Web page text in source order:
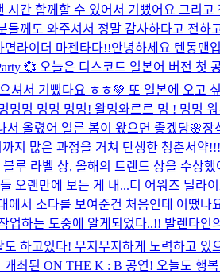
간 함께할 수 있어서 기뻤어요 그리
께도 와주셔서 정말 감사하다고 전하
면라이더 마젠타다!!안녕하세요 텐동맨
💞 오늘은 디스코드 일본어 버전 첫
셔서 기뻤다요 ㅎㅎ💚 또 일본에 오고
멍 멍멍 멍멍! 왈멍와르르 멍 ! 멍멍
서 올렸어 얼른 봄이 왔으면 좋겠당🌸장
지 많은 과정을 거쳐 탄생한 청춘서약
라벨 상, 올해의 트렌드 상을 수상
오랜만에 보는 게 내...디 어워즈 딜라
서 소다를 보여준건 처음인데 어땠
업하는 도중에 알게되었다..!! 발렌타
하고있다! 무지무지하게 노력하고 있
최된 ON THE K : B 공연! 오늘도 행